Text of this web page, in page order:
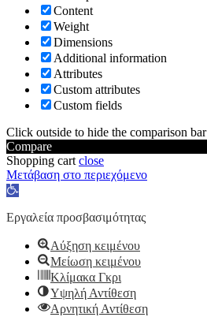
Content
Weight
Dimensions
Additional information
Attributes
Custom attributes
Custom fields
Click outside to hide the comparison bar
Compare
Shopping cart close
Μετάβαση στο περιεχόμενο
Ανοίξτε
γραμμή
Εργαλεία προσβασιμότητας
Αύξηση κειμένου
Μείωση κειμένου
Κλίμακα Γκρι
Υψηλή Αντίθεση
Αρνητική Αντίθεση